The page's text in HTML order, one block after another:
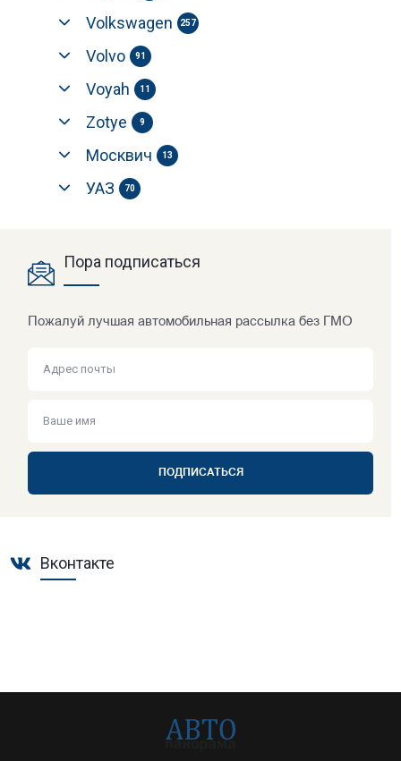
Volkswagen 257
Volvo 91
Voyah 11
Zotye 9
Москвич 13
УАЗ 70
Пора подписаться
Пожалуй лучшая автомобильная рассылка без ГМО
ПОДПИСАТЬСЯ
Вконтакте